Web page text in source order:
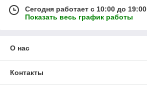
Сегодня работает с 10:00 до 19:00
Показать весь график работы
О нас
Контакты